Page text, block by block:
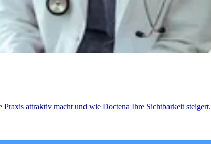
attraktiv macht und wie Doctena Ihre Sichtbarkeit steigert.